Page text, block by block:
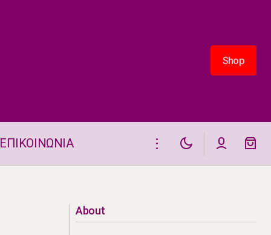
Shop
Shop
ΕΠΙΚΟΙΝΩΝΙΑ
About